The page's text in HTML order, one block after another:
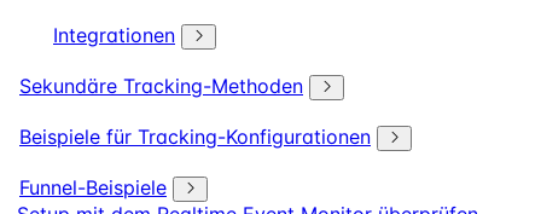
Integrationen
Sekundäre Tracking-Methoden
Beispiele für Tracking-Konfigurationen
Funnel-Beispiele